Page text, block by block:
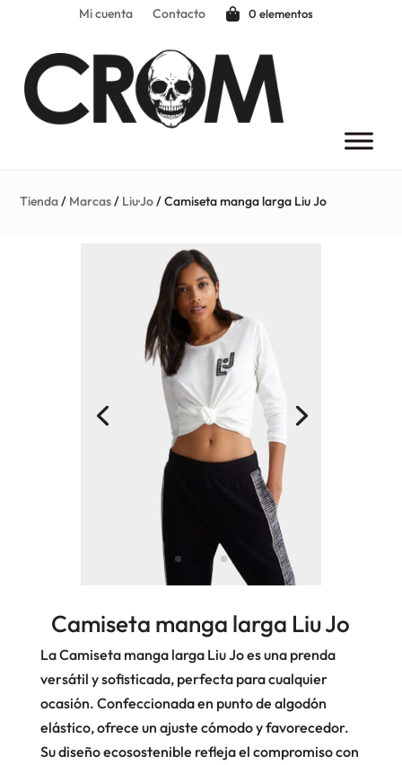
Mi cuenta Contacto 0 elementos
Tienda/ Marcas/ Liu·Jo/ Camiseta manga larga Liu Jo
Camiseta manga larga Liu Jo
La Camiseta manga larga Liu Jo es una prenda
versátil y sofisticada, perfecta para cualquier
ocasión. Confeccionada en punto de algodón
elástico, ofrece un ajuste cómodo y favorecedor.
Su diseño ecosostenible refleja el compromiso con